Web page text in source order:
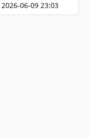
2026-06-09 23:03